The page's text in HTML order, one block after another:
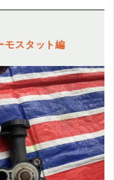
モスタット編